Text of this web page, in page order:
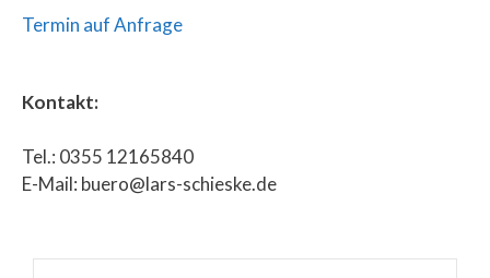
Termin auf Anfrage
Kontakt:
Tel.: 0355 12165840
E-Mail: buero@lars-schieske.de